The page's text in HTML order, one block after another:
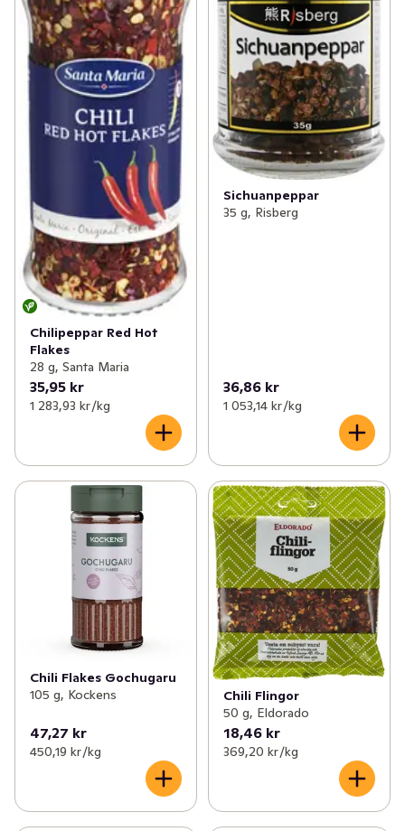
Chilipeppar Red Hot
Flakes
28 g, Santa Maria
35,95 kr
1 283,93 kr /kg
Sichuanpeppar
35 g, Risberg
36,86 kr
1 053,14 kr /kg
Chili Flakes Gochugaru
105 g, Kockens
47,27 kr
450,19 kr /kg
Chili Flingor
50 g, Eldorado
18,46 kr
369,20 kr /kg